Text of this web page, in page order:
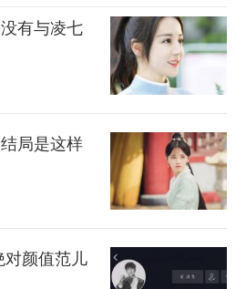
先的关系并不好，但是周
自己的儿子，怀先后来和东院
家出走，周莹找到他的时候没
咬了，在山上摔了下去，
得到了缓和，两人就像亲生母
有与凌七
局是这样
对颜值范儿